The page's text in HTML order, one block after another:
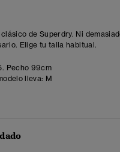
de Superdry. Ni
Elige tu talla habitual.
Pecho 99cm
lleva: M